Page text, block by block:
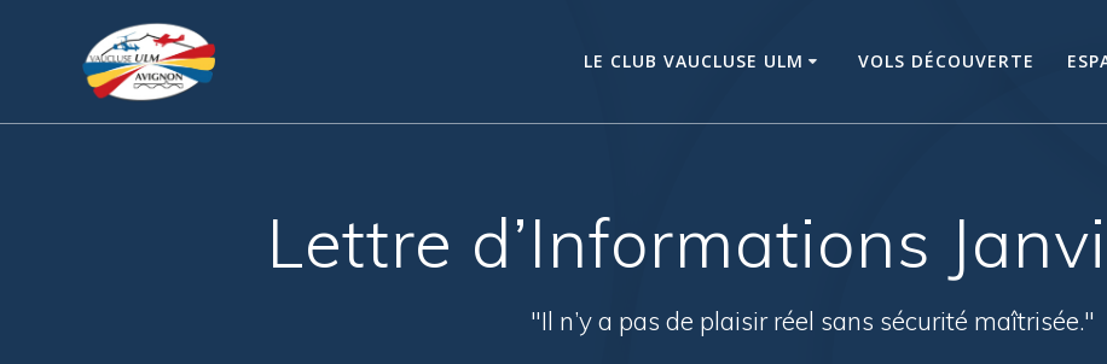
LE CLUB VAUCLUSE ULM VOLS DÉCOUVERTE
Lettre d’Informations
"Il n’y a pas de plaisir réel sans sécurité maîtrisée."